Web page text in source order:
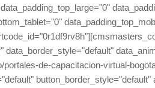
de-capacitacion-virtual-